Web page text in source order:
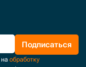
Подписаться
на обработку